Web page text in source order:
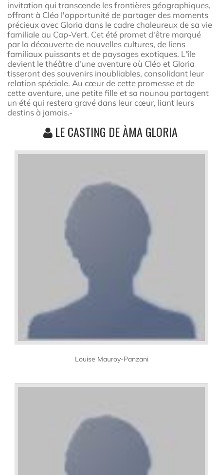
invitation qui transcende les frontières géographiques,
offrant à Cléo l'opportunité de partager des moments
précieux avec Gloria dans le cadre chaleureux de sa vie
familiale au Cap-Vert. Cet été promet d'être marqué
par la découverte de nouvelles cultures, de liens
familiaux puissants et de paysages exotiques. L'île
devient le théâtre d'une aventure où Cléo et Gloria
tisseront des souvenirs inoubliables, consolidant leur
relation spéciale. Au cœur de cette promesse et de
cette aventure, une petite fille et sa nounou partagent
un été qui restera gravé dans leur cœur, liant leurs
destins à jamais.-
LE CASTING DE ÀMA GLORIA
Louise Mauroy-Panzani